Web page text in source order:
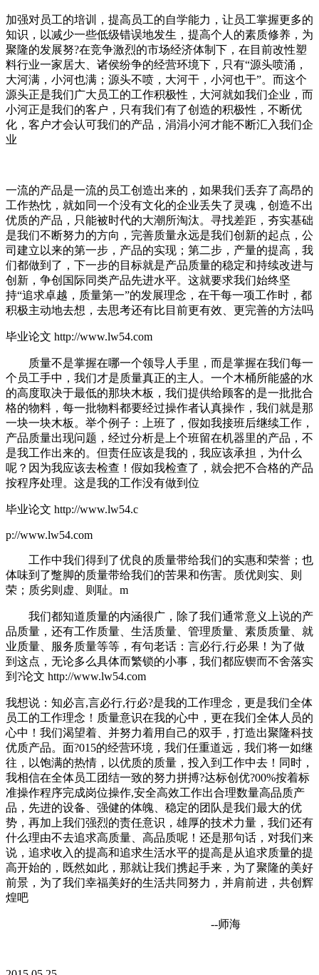
加强对员工的培训，提高员工的自学能力，让员工掌握更多的
知识，以减少一些低级错误地发生，提高个人的素质修养，为
聚隆的发展努?在竞争激烈的市场经济体制下，在目前改性塑
料行业一家居大、诸侯纷争的经营环境下，只有“源头喷涌，
大河满，小河也满；源头不喷，大河干，小河也干”。而这个
源头正是我们广大员工的工作积极性，大河就如我们企业，而
小河正是我们的客户，只有我们有了创造的积极性，不断优
化，客户才会认可我们的产品，涓涓小河才能不断汇入我们企
业
一流的产品是一流的员工创造出来的，如果我们丢弃了高昂的
工作热忱，就如同一个没有文化的企业丢失了灵魂，创造不出
优质的产品，只能被时代的大潮所淘汰。寻找差距，夯实基础
是我们不断努力的方向，完善质量永远是我们创新的起点，公
司建立以来的第一步，产品的实现；第二步，产量的提高，我
们都做到了，下一步的目标就是产品质量的稳定和持续改进与
创新，争创国际同类产品先进水平。这就要求我们始终坚
持“追求卓越，质量第一”的发展理念，在干每一项工作时，都
积极主动地去想，去思考还有比目前更有效、更完善的方法吗
毕业论文 http://www.lw54.com
质量不是掌握在哪一个领导人手里，而是掌握在我们每一
个员工手中，我们才是质量真正的主人。一个木桶所能盛的水
的高度取决于最低的那块木板，我们提供给顾客的是一批批合
格的物料，每一批物料都要经过操作者认真操作，我们就是那
一块一块木板。举个例子：上班了，假如我接班后继续工作，
产品质量出现问题，经过分析是上个班留在机器里的产品，不
是我工作出来的。但责任应该是我的，我应该承担，为什么
呢？因为我应该去检查！假如我检查了，就会把不合格的产品
按程序处理。这是我的工作没有做到位
毕业论文 http://www.lw54.c
p://www.lw54.com
工作中我们得到了优良的质量带给我们的实惠和荣誉；也
体味到了蹩脚的质量带给我们的苦果和伤害。质优则实、则
荣；质劣则虚、则耻。m
我们都知道质量的内涵很广，除了我们通常意义上说的产
品质量，还有工作质量、生活质量、管理质量、素质质量、就
业质量、服务质量等等，有句老话：言必行,行必果！为了做
到这点，无论多么具体而繁锁的小事，我们都应锲而不舍落实
到?论文 http://www.lw54.com
我想说：知必言,言必行,行必?是我的工作理念，更是我们全体
员工的工作理念！质量意识在我的心中，更在我们全体人员的
心中！我们渴望着、并努力着用自己的双手，打造出聚隆科技
优质产品。面?015的经营环境，我们任重道远，我们将一如继
往，以饱满的热情，以优质的质量，投入到工作中去！同时，
我相信在全体员工团结一致的努力拼搏?达标创优?00%按着标
准操作程序完成岗位操作,安全高效工作出合理数量高品质产
品，先进的设备、强健的体魄、稳定的团队是我们最大的优
势，再加上我们强烈的责任意识，雄厚的技术力量，我们还有
什么理由不去追求高质量、高品质呢！还是那句话，对我们来
说，追求收入的提高和追求生活水平的提高是从追求质量的提
高开始的，既然如此，那就让我们携起手来，为了聚隆的美好
前景，为了我们幸福美好的生活共同努力，并肩前进，共创辉
煌吧
--师海